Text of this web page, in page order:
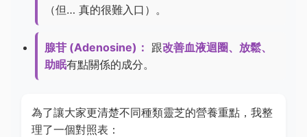
（但… 真的很難入口）。
腺苷 (Adenosine)： 跟改善血液迴圈、放鬆、
助眠有點關係的成分。
為了讓大家更清楚不同種類靈芝的營養重點，我整
理了一個對照表：